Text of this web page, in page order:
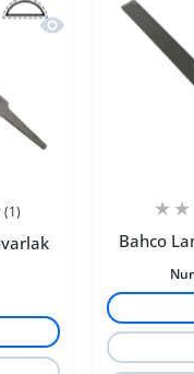
Hızlı Görünüm
(1)
Bahco